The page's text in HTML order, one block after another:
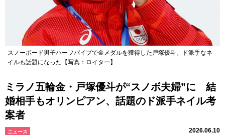
スノーボード男子ハーフパイプで金メダルを獲得した戸塚優斗。ド派手なネ
イルも話題になった【写真：ロイター】
ミラノ五輪金・戸塚優斗が“スノボ夫婦”に 結
婚相手もオリンピアン、話題のド派手ネイル考
案者
ニュース 2026.06.10